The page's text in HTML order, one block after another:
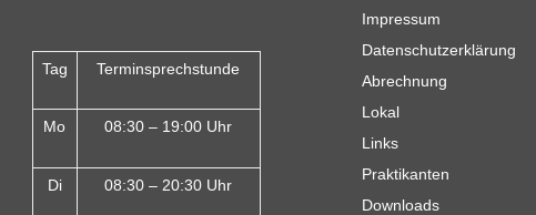
Tag Terminsprechstunde
Mo 08:30 – 19:00 Uhr
Di 08:30 – 20:30 Uhr
Impressum
Datenschutzerklärung
Abrechnung
Lokal
Links
Praktikanten
Downloads